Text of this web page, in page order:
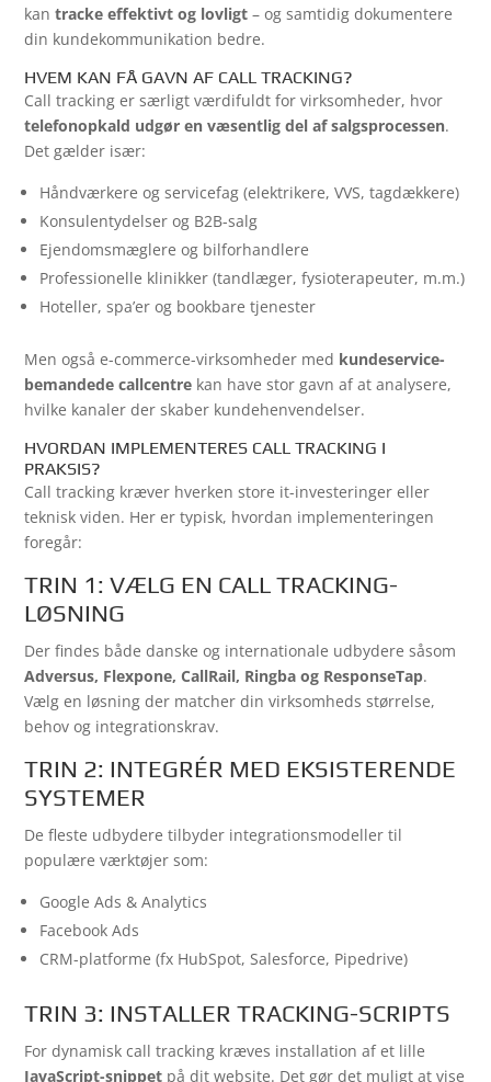
kantracke effektivt og lovligt – og samtidig dokumentere
din kundekommunikation bedre.
HVEM KAN FÅ GAVN AF CALL TRACKING?
Call tracking er særligt værdifuldt for virksomheder, hvor
telefonopkald udgør en væsentlig del af salgsprocessen.
Det gælder især:
Håndværkere og servicefag (elektrikere, VVS, tagdækkere)
Konsulentydelser og B2B-salg
Ejendomsmæglere og bilforhandlere
Professionelle klinikker (tandlæger, fysioterapeuter, m.m.)
Hoteller, spa’er og bookbare tjenester
Men også e-commerce-virksomheder med kundeservice-
bemandede callcentre kan have stor gavn af at analysere,
hvilke kanaler der skaber kundehenvendelser.
HVORDAN IMPLEMENTERES CALL TRACKING I
PRAKSIS?
Call tracking kræver hverken store it-investeringer eller
teknisk viden. Her er typisk, hvordan implementeringen
foregår:
TRIN 1: VÆLG EN CALL TRACKING-
LØSNING
Der findes både danske og internationale udbydere såsom
Adversus, Flexpone, CallRail, Ringba og ResponseTap.
Vælg en løsning der matcher din virksomheds størrelse,
behov og integrationskrav.
TRIN 2: INTEGRÉR MED EKSISTERENDE
SYSTEMER
De fleste udbydere tilbyder integrationsmodeller til
populære værktøjer som:
Google Ads & Analytics
Facebook Ads
CRM-platforme (fx HubSpot, Salesforce, Pipedrive)
TRIN 3: INSTALLER TRACKING-SCRIPTS
For dynamisk call tracking kræves installation af et lille
JavaScript-snippet på dit website. Det gør det muligt at vise